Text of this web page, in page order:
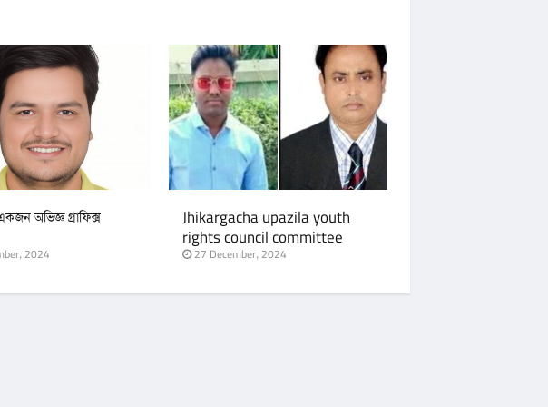
অভিজ্ঞ গ্রাফিক্স
2024
Jhikargacha upazila youth
rights council committee
announcement
27 December, 2024